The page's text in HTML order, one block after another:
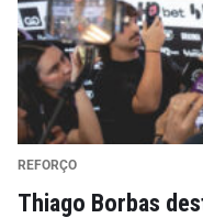
REFORÇO
Thiago Borbas